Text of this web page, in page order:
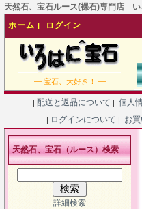
天然石、宝石ルース(裸石)専門店
ホーム | ログイン
― 宝石、大好き！ ―
| 配送と返品について | 個人
| ログインについて | お
天然石、宝石（ルース）検索
詳細検索